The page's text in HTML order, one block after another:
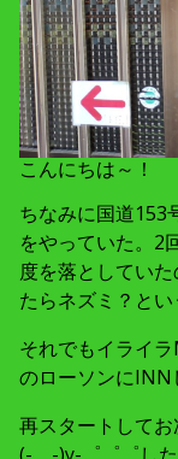
こんにちは～！
ちなみに国道153
をやっていた。2
度を落としてい
たらネズミ？とい
それでもイライ
のローソンにINN
再スタートして